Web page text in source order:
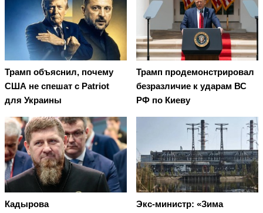
Трамп объяснил, почему
США не спешат с Patriot
для Украины
Трамп продемонстрировал
безразличие к ударам ВС
РФ по Киеву
Кадырова
Экс-министр: «Зима